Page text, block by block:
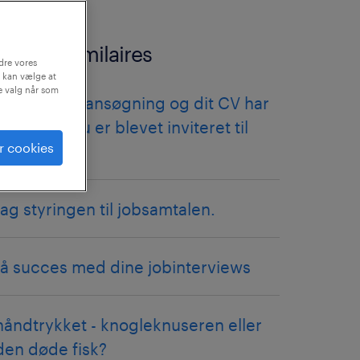
articles similaires
tillykke! din ansøgning og dit CV har
og du er blevet inviteret til
styringen til jobsamtalen.
succes med dine jobinterviews
- knogleknuseren eller
døde fisk?
vores
kan vælge at
valg når som
cookies